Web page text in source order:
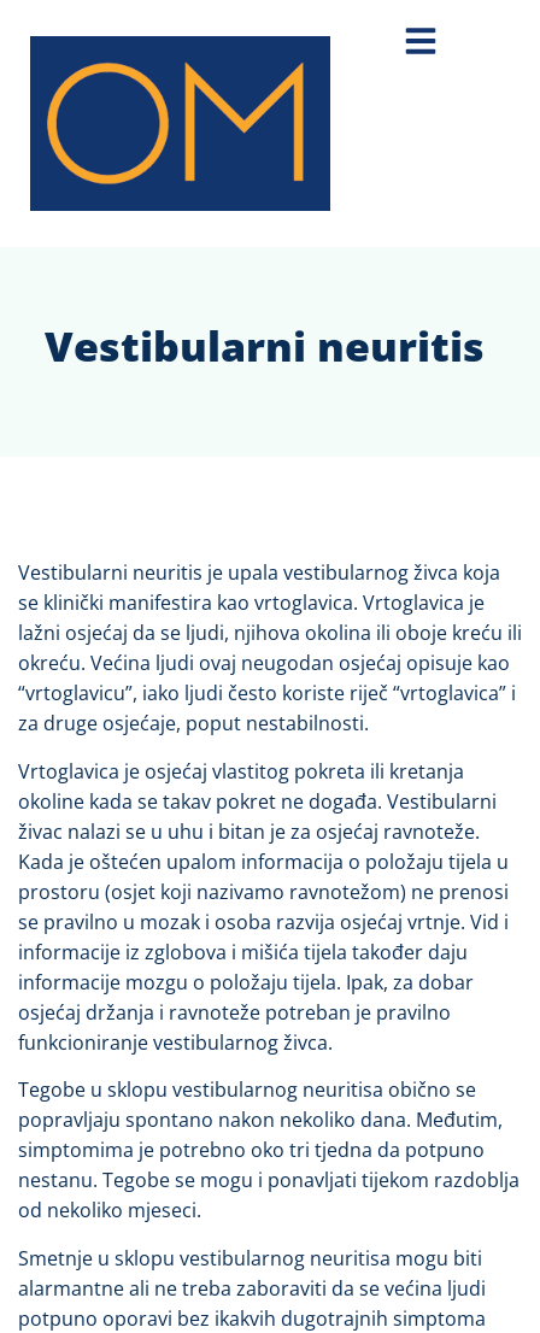
Vestibularni neuritis
Vestibularni neuritis je upala vestibularnog živca koja
se klinički manifestira kao vrtoglavica. Vrtoglavica je
lažni osjećaj da se ljudi, njihova okolina ili oboje kreću ili
okreću. Većina ljudi ovaj neugodan osjećaj opisuje kao
“vrtoglavicu”, iako ljudi često koriste riječ “vrtoglavica” i
za druge osjećaje, poput nestabilnosti.
Vrtoglavica je osjećaj vlastitog pokreta ili kretanja
okoline kada se takav pokret ne događa. Vestibularni
živac nalazi se u uhu i bitan je za osjećaj ravnoteže.
Kada je oštećen upalom informacija o položaju tijela u
prostoru (osjet koji nazivamo ravnotežom) ne prenosi
se pravilno u mozak i osoba razvija osjećaj vrtnje. Vid i
informacije iz zglobova i mišića tijela također daju
informacije mozgu o položaju tijela. Ipak, za dobar
osjećaj držanja i ravnoteže potreban je pravilno
funkcioniranje vestibularnog živca.
Tegobe u sklopu vestibularnog neuritisa obično se
popravljaju spontano nakon nekoliko dana. Međutim,
simptomima je potrebno oko tri tjedna da potpuno
nestanu. Tegobe se mogu i ponavljati tijekom razdoblja
od nekoliko mjeseci.
Smetnje u sklopu vestibularnog neuritisa mogu biti
alarmantne ali ne treba zaboraviti da se većina ljudi
potpuno oporavi bez ikakvih dugotrajnih simptoma